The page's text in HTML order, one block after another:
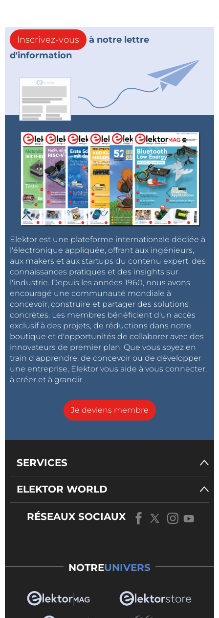
Inscrivez-vous
à notre lettre
d'information
Elektor est une plateforme internationale dédiée à
l'électronique appliquée, offrant aux ingénieurs,
aux makers et aux startups du contenu expert, des
connaissances pratiques et des insights sur
l'industrie. Depuis les années 1960, nous avons
encouragé une communauté mondiale à
concevoir, construire et partager des solutions
concrètes. Les membres bénéficient d'un accès
exclusif à des projets, de réductions dans notre
boutique et d'opportunités de collaborer avec des
innovateurs de premier plan. Que vous soyez en
train d'apprendre, de concevoir ou de développer
une entreprise, Elektor vous aide à vous connecter,
à créer et à grandir.
Je deviens membre
SERVICES
ELEKTOR WORLD
RÉSEAUX SOCIAUX
NOTREUNIVERS